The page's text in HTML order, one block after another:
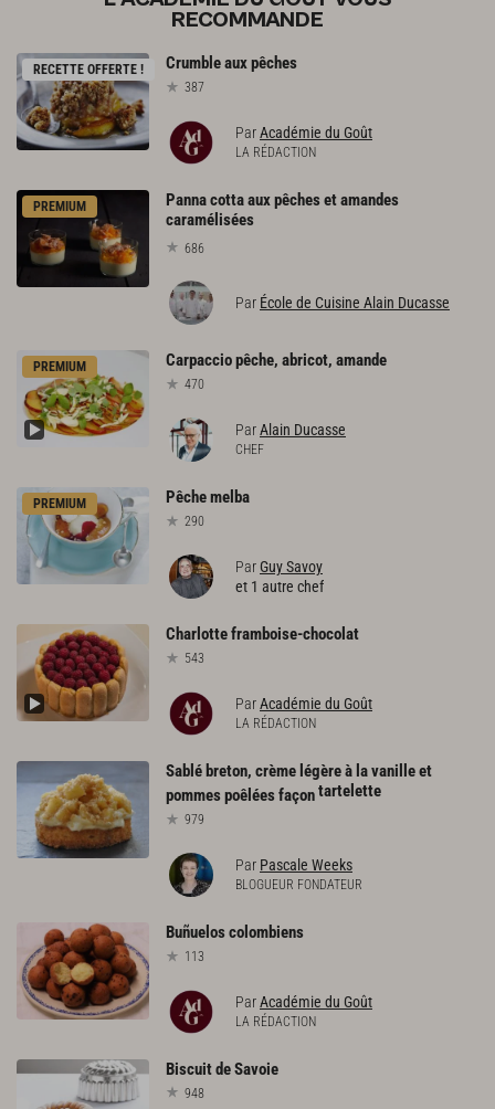
RECOMMANDE
RECETTE OFFERTE ! Crumbleauxpêches
387
ParAcadémie du Goût
LA RÉDACTION
PREMIUM
Panna cotta aux pêches et amandes
caramélisées
686
Par École de Cuisine Alain Ducasse
PREMIUM Carpacciopêche, abricot, amande
470
ParAlain Ducasse
CHEF
PREMIUM Pêchemelba
290
ParGuy Savoy
et 1 autre chef
Charlotteframboise-chocolat
543
ParAcadémie du Goût
LA RÉDACTION
Sablé breton, crème légère à la vanille et
pommes poêlées façontartelette
979
Par Pascale Weeks
BLOGUEUR FONDATEUR
Buñueloscolombiens
113
ParAcadémie du Goût
LA RÉDACTION
BiscuitdeSavoie
948